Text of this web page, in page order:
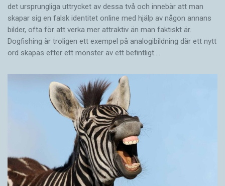
det ursprungliga uttrycket av dessa två och innebär att man
skapar sig en falsk identitet online med hjälp av någon annans
bilder, ofta för att verka mer attraktiv än man faktiskt är.
Dogfishing är troligen ett exempel på analogibildning där ett nytt
ord skapas efter ett mönster av ett befintligt.…